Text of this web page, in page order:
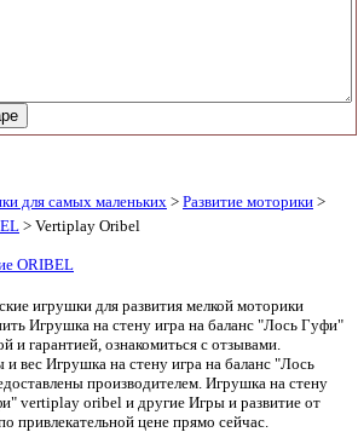
для самых маленьких > Развитие моторики >
> Vertiplay Oribel
ORIBEL
игрушки для развития мелкой моторики
Игрушка на стену игра на баланс "Лось Гуфи"
и гарантией, ознакомиться с отзывами.
и вес Игрушка на стену игра на баланс "Лось
производителем. Игрушка на стену
vertiplay oribel и другие Игры и развитие от
привлекательной цене прямо сейчас.